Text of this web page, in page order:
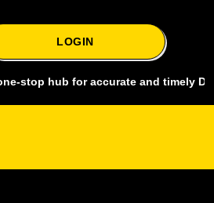
LOGIN
hub for accurate and timely Delhi